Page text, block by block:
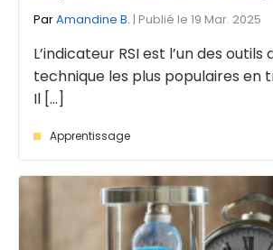
ParAmandine B. | Publié le 19 Mar. 2025
L’indicateur RSI est l’un des outils
technique les plus populaires en
Il [...]
Apprentissage